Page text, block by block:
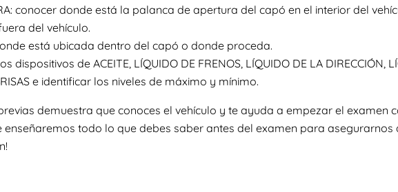
conocer donde está la palanca de apertura del capó en el interior del
del vehículo.
está ubicada dentro del capó o donde proceda.
dispositivos de ACEITE, LÍQUIDO DE FRENOS, LÍQUIDO DE LA DIRECCIÓN,
e identificar los niveles de máximo y mínimo.
demuestra que conoces el vehículo y te ayuda a empezar el examen
enseñaremos todo lo que debes saber antes del examen para asegurarnos